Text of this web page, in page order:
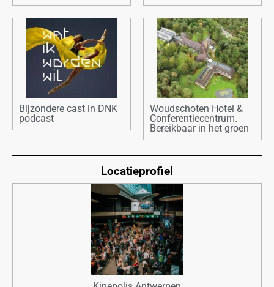
Bijzondere cast in DNK
podcast
Woudschoten Hotel &
Conferentiecentrum.
Bereikbaar in het groen
Locatieprofiel